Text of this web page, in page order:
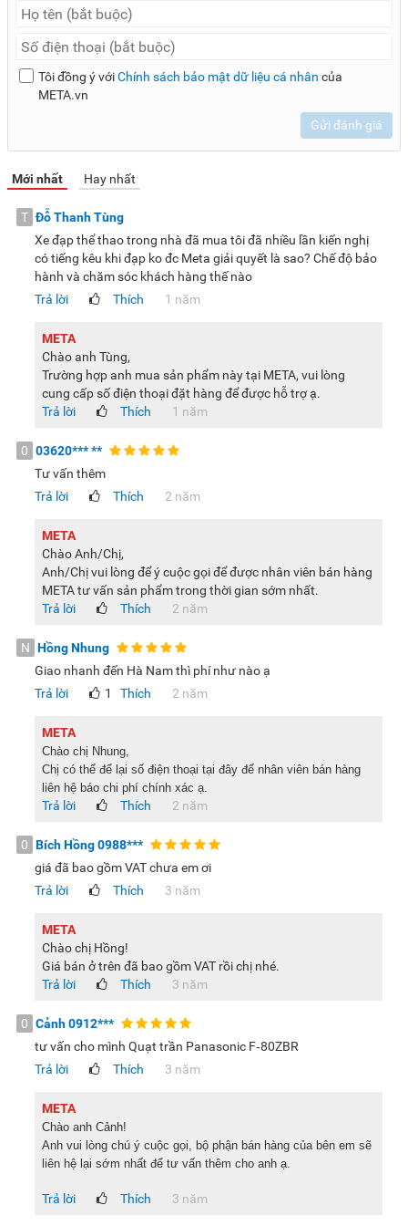
sản phẩm, màu sắc có thể thay đổi tùy theo sản phẩm thực
tế.
Tôi đồng ý vớiChính sách bảo mật dữ liệu cá nhân của
META.vn
Gửi đánh giá
Mới nhất Hay nhất
T Đỗ Thanh Tùng
Xe đạp thể thao trong nhà đã mua tôi đã nhiều lần kiến nghị
có tiếng kêu khi đạp ko đc Meta giải quyết là sao? Chế độ bảo
hành và chăm sóc khách hàng thế nào
Trả lời
Thích 1 năm
META
Chào anh Tùng,
Trường hợp anh mua sản phẩm này tại META, vui lòng
cung cấp số điện thoại đặt hàng để được hỗ trợ ạ.
Trả lời
Thích 1 năm
0 03620*****
Tư vấn thêm
Trả lời
Thích 2 năm
META
Chào Anh/Chị,
Anh/Chị vui lòng để ý cuộc gọi để được nhân viên bán hàng
META tư vấn sản phẩm trong thời gian sớm nhất.
Trả lời
Thích 2 năm
N Hồng Nhung
Giao nhanh đến Hà Nam thì phí như nào ạ
Trả lời
Thích
1 2 năm
META
Chào chị Nhung,
Chị có thể để lại số điện thoại tại đây để nhân viên bán hàng
liên hệ báo chi phí chính xác ạ.
Trả lời Thích 2 năm
0 Bích Hồng0988***
giá đã bao gồm VAT chưa em ơi
Trả lời
Thích 3 năm
META
Chào chị Hồng!
Giá bán ở trên đã bao gồm VAT rồi chị nhé.
Trả lời
Thích 3 năm
0 Cảnh0912***
tư vấn cho mình Quạt trần Panasonic F‑80ZBR
Trả lời
Thích 3 năm
META
Chào anh Cảnh!
Anh vui lòng chú ý cuộc gọi, bộ phận bán hàng của bên em sẽ
liên hệ lại sớm nhất để tư vấn thêm cho anh ạ.
Trả lời Thích 3 năm